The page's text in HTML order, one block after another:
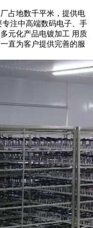
占地数千平米，提供电
注中高端数码电子、手
元化产品电镀加工 用质
直为客户提供完善的服